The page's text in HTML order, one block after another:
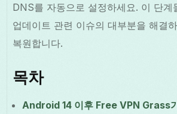
DNS를 자동으로 설정하세요. 이 단
업데이트 관련 이슈의 대부분을 해결
복원합니다.
목차
Android 14 이후 Free VPN Grass